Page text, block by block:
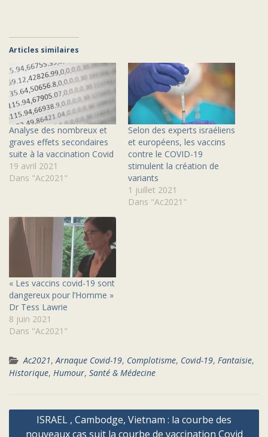
Articles similaires
Analyse des nombreux et
graves effets secondaires
suite à la vaccination Covid
19 avril 2021
Dans "Ac2021"
Selon des experts israéliens
et européens, les vaccins
contre le COVID-19
stimulent la création de
variants
1 juillet 2021
Dans "Ac2021"
« Les vaccins covid-19 sont
dangereux pour l’Homme »
Dr Tess Lawrie
8 juin 2021
Dans "Ac2021"
Ac2021,Arnaque Covid-19, Complotisme, Covid-19, Fantaisie,
Historique, Humour, Santé & Médecine
Navigation
ISRAEL , Cambodge, Vietnam : la courbe des
nouveaux cas suit la courbe de vaccination Covid